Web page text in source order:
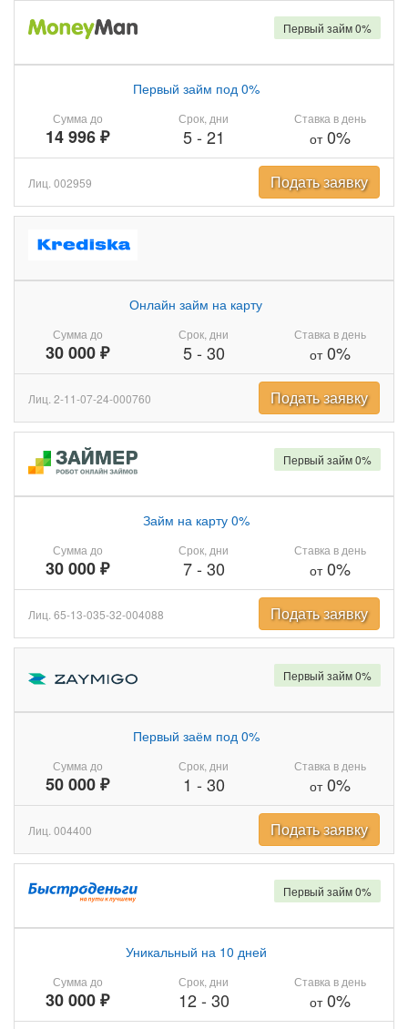
Сумма до
14 996 ₽
Первый займ под 0%
Срок, дни
5- 21
Ставка в день
от0%
Первый займ 0%
Лиц. 002959 Подать заявку
Сумма до
30 000 ₽
Онлайн займ на карту
Срок, дни
5- 30
Ставка в день
от0%
Лиц. 2-11-07-24-000760 Подать заявку
Сумма до
30 000 ₽
Займ на карту 0%
Срок, дни
7- 30
Ставка в день
от0%
Первый займ 0%
Лиц. 65-13-035-32-004088 Подать заявку
Сумма до
50 000 ₽
Первый заём под 0%
Срок, дни
1 - 30
Ставка в день
от0%
Первый займ 0%
Лиц. 004400 Подать заявку
Сумма до
30 000 ₽
Уникальный на 10 дней
Срок, дни
12- 30
Ставка в день
от0%
Первый займ 0%